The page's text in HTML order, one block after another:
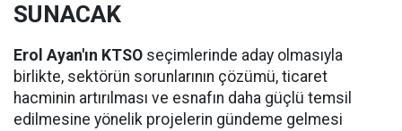
SUNACAK
Erol Ayan'ın KTSO seçimlerinde aday olmasıyla
birlikte, sektörün sorunlarının çözümü, ticaret
hacminin artırılması ve esnafın daha güçlü temsil
edilmesine yönelik projelerin gündeme gelmesi